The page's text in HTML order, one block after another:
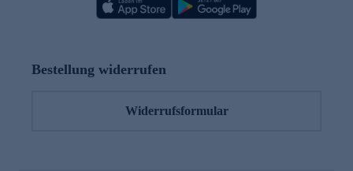
Bestellung widerrufen
Widerrufsformular